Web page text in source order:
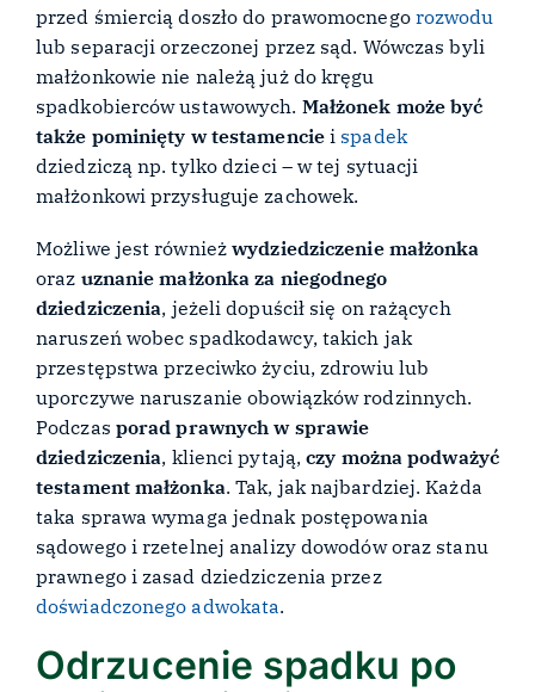
przed śmiercią doszło do prawomocnego rozwodu
lub separacji orzeczonej przez sąd. Wówczas byli
małżonkowie nie należą już do kręgu
spadkobierców ustawowych. Małżonek może być
także pominięty w testamenciei spadek
dziedziczą np. tylko dzieci – w tej sytuacji
małżonkowi przysługuje zachowek.
Możliwe jest równieżwydziedziczenie małżonka
oraz uznanie małżonka za niegodnego
dziedziczenia, jeżeli dopuścił się on rażących
naruszeń wobec spadkodawcy, takich jak
przestępstwa przeciwko życiu, zdrowiu lub
uporczywe naruszanie obowiązków rodzinnych.
Podczas porad prawnych w sprawie
dziedziczenia, klienci pytają,czy można podważyć
testament małżonka. Tak, jak najbardziej. Każda
taka sprawa wymaga jednak postępowania
sądowego i rzetelnej analizy dowodów oraz stanu
prawnego i zasad dziedziczenia przez
doświadczonego adwokata.
Odrzucenie spadku po